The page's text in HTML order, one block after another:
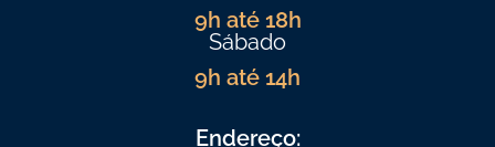
9h até 18h
Sábado
9h até 14h
Endereço: